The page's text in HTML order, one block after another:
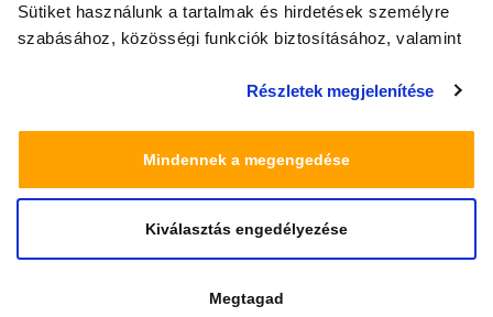
Sütiket használunk a tartalmak és hirdetések személyre
szabásához, közösségi funkciók biztosításához, valamint
média-, hirdető- és elemező partnereinkkel megosztjuk az
amelyeket Ön adott meg számukra vagy az Ön által
használt más szolgáltatásokból gyűjtöttek.
Részletek megjelenítése
Mindennek a megengedése
Kiválasztás engedélyezése
Megtagad